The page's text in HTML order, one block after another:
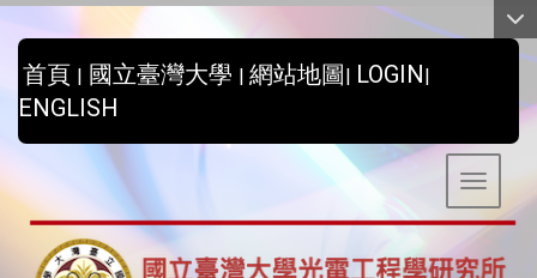
首頁 | 國立臺灣大學 | 網站地圖| LOGIN|
ENGLISH
Toggle